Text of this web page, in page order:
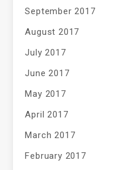
September 2017
August 2017
July 2017
June 2017
May 2017
April 2017
March 2017
February 2017